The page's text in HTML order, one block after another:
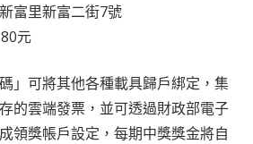
富里新富二街7號
元
」可將其他各種載具歸戶綁定，集
的雲端發票，並可透過財政部電子
領獎帳戶設定，每期中獎獎金將自